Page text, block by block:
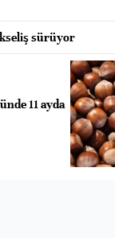
sürüyor
11 ayda